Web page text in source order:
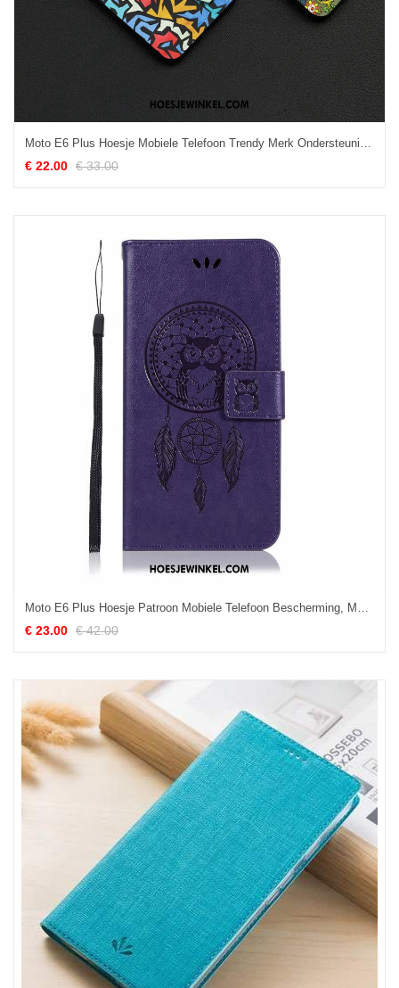
Moto E6 Plus Hoesje Mobiele Telefoon Trendy Merk Ondersteuning, Moto E6 Plus Hoesje Blauw Zacht
€ 22.00 € 33.00
Moto E6 Plus Hoesje Patroon Mobiele Telefoon Bescherming, Moto E6 Plus Hoesje Leren Etui Hoes
€ 23.00 € 42.00